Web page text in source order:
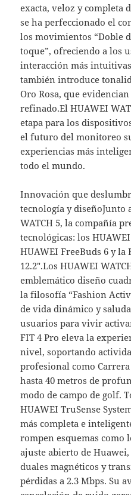
exacta, veloz y completa
se ha perfeccionado el
los movimientos “Doble
toque”, ofreciendo a los
interacción más
también introduce
Oro Rosa, que
refinado.El HUAWEI
etapa para los
el futuro del monitoreo
experiencias más
todo el mundo.
Innovación que
tecnología y
WATCH 5, la compañía
tecnológicas: los
HUAWEI FreeBuds 6 y la
12.2″.Los HUAWEI
emblemático diseño
la filosofía “Fashion
de vida dinámico y
usuarios para vivir
FIT 4 Pro eleva la
nivel, soportando
profesional como
hasta 40 metros de
modo de campo de golf.
HUAWEI TruSense
más completa e
rompen esquemas como
ajuste abierto de
duales magnéticos y
pérdidas a 2.3 Mbps. Su